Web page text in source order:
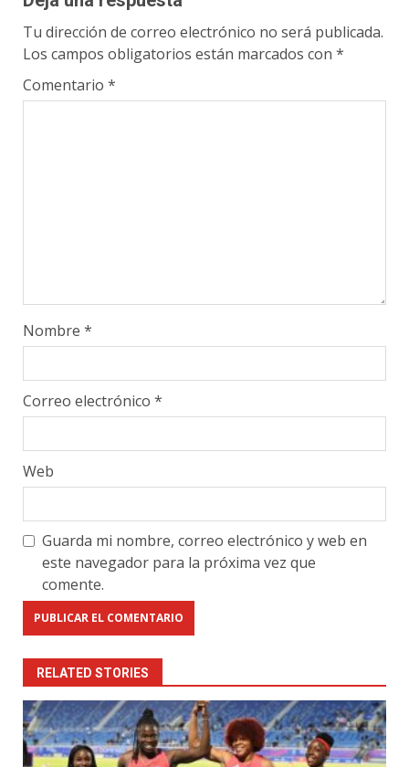
Tu dirección de correo electrónico no será publicada.
Los campos obligatorios están marcados con *
Comentario *
Nombre *
Correo electrónico *
Web
Guarda mi nombre, correo electrónico y web en
este navegador para la próxima vez que
comente.
RELATED STORIES